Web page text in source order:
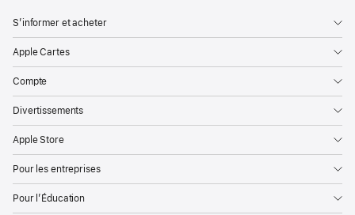
S’informer et acheter
Apple Cartes
Compte
Divertissements
Apple Store
Pour les entreprises
Pour l’Éducation